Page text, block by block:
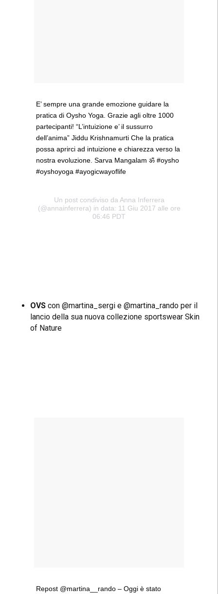
E’ sempre una grande emozione guidare la
pratica di Oysho Yoga. Grazie agli oltre 1000
partecipanti! “L’intuizione e’ il sussurro
dell’anima” Jiddu Krishnamurti Che la pratica
possa aprirci ad intuizione e chiarezza verso la
nostra evoluzione. Sarva Mangalam ॐ #oysho
#oyshoyoga #ayogicwayoflife
Un post condiviso da Anna Inferrera
(@annainferrera) in data: 11 Giu 2017 alle ore
06:46 PDT
OVS con @martina_sergi e @martina_rando per il
lancio della sua nuova collezione sportswear Skin
of Nature
Repost @martina__rando – Oggi è stato